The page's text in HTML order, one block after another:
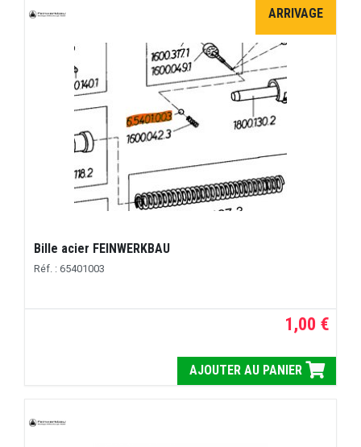
ARRIVAGE
Bille acier FEINWERKBAU
Réf. : 65401003
1,00 €
AJOUTER AU PANIER